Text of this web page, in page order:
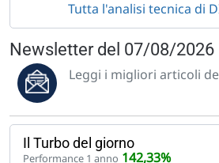
Tutta l'analisi tecnica di
Newsletter del 07/08/2026
Leggi i migliori articoli
Il Turbo del giorno
Performance 1 anno 142,33%